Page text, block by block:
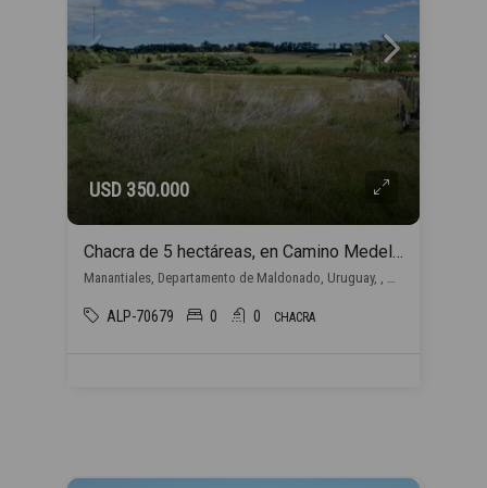
USD 350.000
Chacra de 5 hectáreas, en Camino Medellín y Ruta 104-Manantiales, Maldonado/Punta del Este/Uruguay.
Manantiales, Departamento de Maldonado, Uruguay, , Manantiales
ALP-70679 0 0 CHACRA